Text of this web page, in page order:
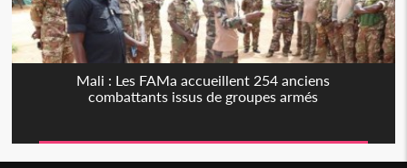
Mali : Les FAMa accueillent 254 anciens
combattants issus de groupes armés